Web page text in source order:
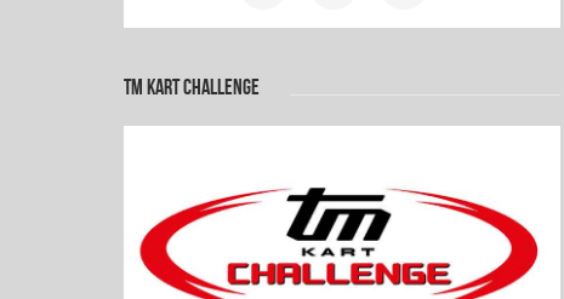
TM KART CHALLENGE